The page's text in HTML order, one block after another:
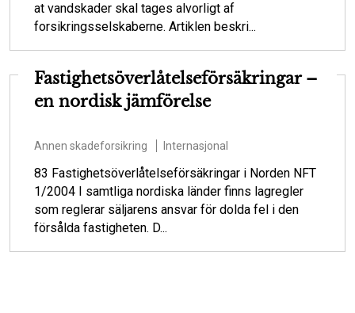
at vandskader skal tages alvorligt af
forsikringsselskaberne. Artiklen beskri...
Fastighetsöverlåtelseförsäkringar –
en nordisk jämförelse
Annen skadeforsikring Internasjonal
83 Fastighetsöverlåtelseförsäkringar i Norden NFT
1/2004 I samtliga nordiska länder finns lagregler
som reglerar säljarens ansvar för dolda fel i den
försålda fastigheten. D...